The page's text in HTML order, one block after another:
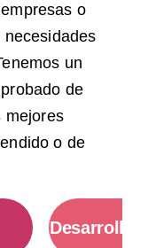
o
un
de
mejores
o de